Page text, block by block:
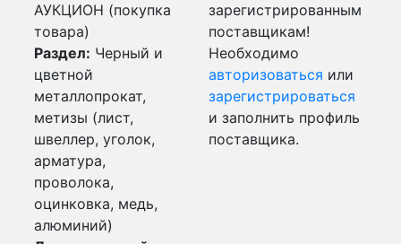
АУКЦИОН (покупка
товара)
Раздел: Черный и
цветной
металлопрокат,
метизы (лист,
швеллер, уголок,
арматура,
проволока,
оцинковка, медь,
алюминий)
зарегистрированным
поставщикам!
Необходимо
авторизоваться или
зарегистрироваться
и заполнить профиль
поставщика.